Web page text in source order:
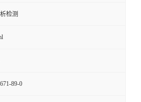
检测
89-0